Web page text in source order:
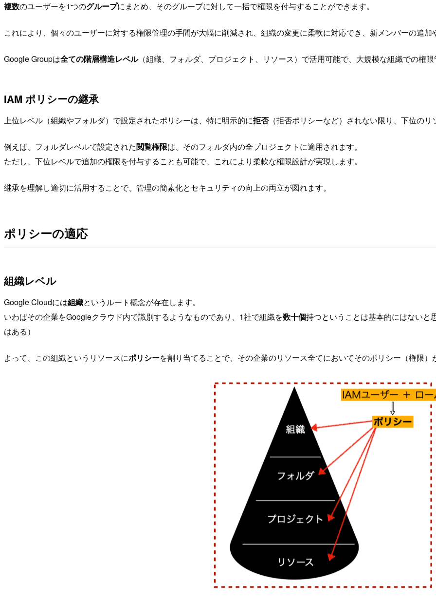
複数のユーザーを1つのグループにまとめ、そのグループに対して一括で権限を付与することができます。
これにより、個々のユーザーに対する権限管理の手間が大幅に削減され、組織の変更に柔軟に対応でき、新メンバーの追加
Google Groupは全ての階層構造レベル（組織、フォルダ、プロジェクト、リソース）で活用可能で、大規模な組織での権限
IAM ポリシーの継承
上位レベル（組織やフォルダ）で設定されたポリシーは、特に明示的に拒否（拒否ポリシーなど）されない限り、下位のリ
例えば、フォルダレベルで設定された閲覧権限は、そのフォルダ内の全プロジェクトに適用されます。
ただし、下位レベルで追加の権限を付与することも可能で、これにより柔軟な権限設計が実現します。
継承を理解し適切に活用することで、管理の簡素化とセキュリティの向上の両立が図れます。
ポリシーの適応
組織レベル
Google Cloudには組織というルート概念が存在します。
いわばその企業をGoogleクラウド内で識別するようなものであり、1社で組織を数十個持つということは基本的にはないと
はある）
よって、この組織というリソースにポリシーを割り当てることで、その企業のリソース全てにおいてそのポリシー（権限）